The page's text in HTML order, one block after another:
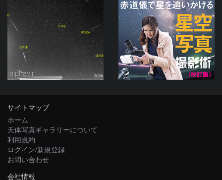
alphavir
サイトマップ
ホーム
天体写真ギャラリーについて
利用規約
ログイン/新規登録
お問い合わせ
会社情報